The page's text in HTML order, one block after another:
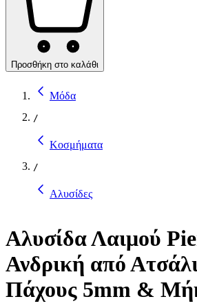
Προσθήκη στο καλάθι
Μόδα
/
Κοσμήματα
/
Αλυσίδες
Αλυσίδα Λαιμού
Ανδρική από
Πάχους 5mm &